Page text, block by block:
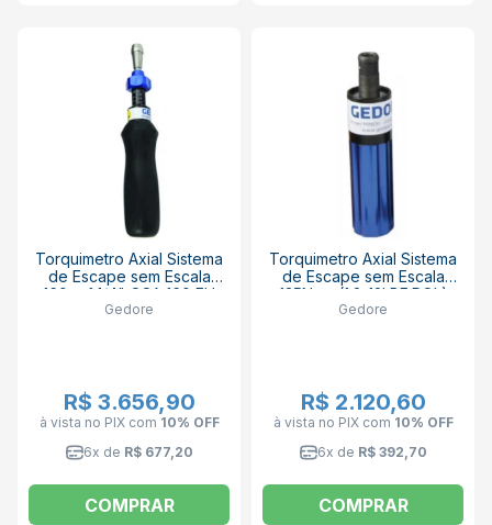
Torquimetro Axial Sistema
de Escape sem Escala
160ozf 1/4" QSA 160 FH
GEDORE
Gedore
R$ 3.656,90
à vista no PIX com 10% OFF
6x de R$ 677,20
COMPRAR
Torquimetro Axial Sistema
de Escape sem Escala
135Ncm (1.2-12LBF.POL)
1/4" TLS FH (MENOR)
Gedore
R$ 2.120,60
à vista no PIX com 10% OFF
6x de R$ 392,70
COMPRAR